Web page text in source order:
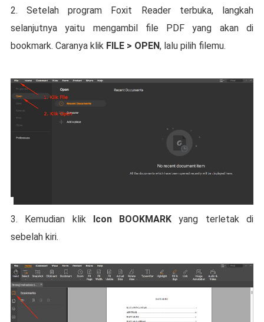
2. Setelah program Foxit Reader terbuka, langkah
selanjutnya yaitu mengambil file PDF yang akan di
bookmark. Caranya klik FILE > OPEN, lalu pilih filemu.
3. Kemudian klik Icon BOOKMARK yang terletak di
sebelah kiri.